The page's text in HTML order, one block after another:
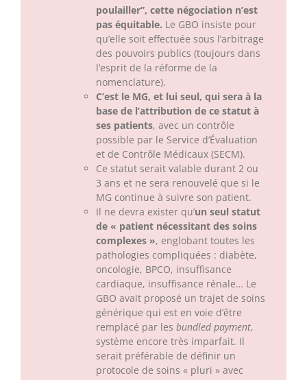
poulailler”, cette négociation n’est
pas équitable. Le GBO insiste pour
qu’elle soit effectuée sous l’arbitrage
des pouvoirs publics (toujours dans
l’esprit de la réforme de la
nomenclature).
C’est le MG, et lui seul, qui sera à la
base de l’attribution de ce statut à
ses patients, avec un contrôle
possible par le Service d’Évaluation
et de Contrôle Médicaux (SECM).
Ce statut serait valable durant 2 ou
3 ans et ne sera renouvelé que si le
MG continue à suivre son patient.
Il ne devra exister qu’un seul statut
de « patient nécessitant des soins
complexes », englobant toutes les
pathologies compliquées : diabète,
oncologie, BPCO, insuffisance
cardiaque, insuffisance rénale… Le
GBO avait proposé un trajet de soins
générique qui est en voie d’être
remplacé par les bundled payment,
système encore très imparfait. Il
serait préférable de définir un
protocole de soins « pluri » avec